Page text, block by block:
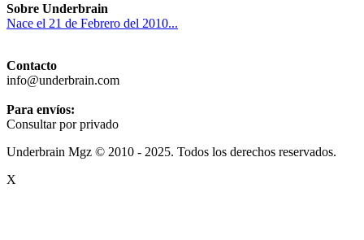
Sobre Underbrain
Nace el 21 de Febrero del 2010...
Contacto
info@underbrain.com
Para envíos:
Consultar por privado
Underbrain Mgz © 2010 - 2025. Todos los derechos reservados.
X